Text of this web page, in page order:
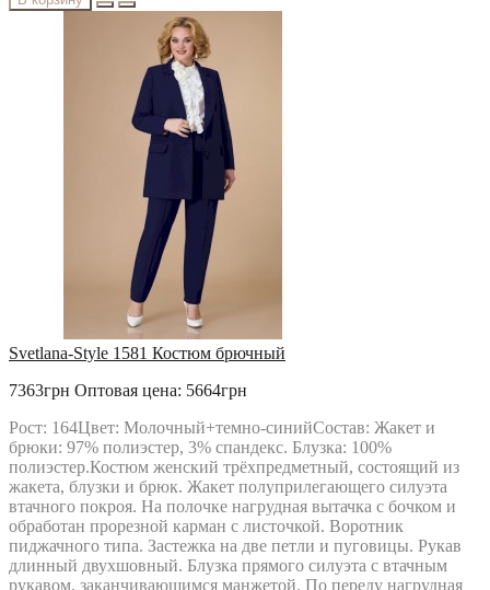
Svetlana-Style 1581 Костюм брючный
7363грн Оптовая цена: 5664грн
Рост: 164Цвет: Молочный+темно-синийСостав: Жакет и
брюки: 97% полиэстер, 3% спандекс. Блузка: 100%
полиэстер.Костюм женский трёхпредметный, состоящий из
жакета, блузки и брюк. Жакет полуприлегающего силуэта
втачного покроя. На полочке нагрудная вытачка с бочком и
обработан прорезной карман с листочкой. Воротник
пиджачного типа. Застежка на две петли и пуговицы. Рукав
длинный двухшовный. Блузка прямого силуэта с втачным
рукавом, заканчивающимся манжетой. По переду нагрудная